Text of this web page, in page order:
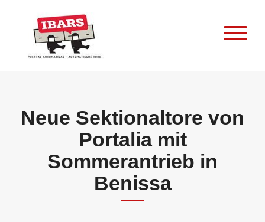
Neue Sektionaltore von
Portalia mit
Sommerantrieb in
Benissa